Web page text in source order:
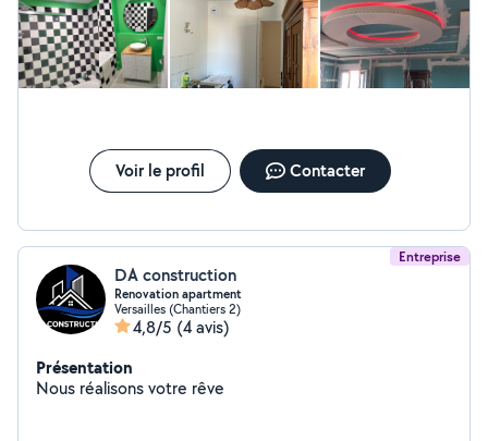
Voir le profil Contacter
Entreprise
DA construction
Renovation apartment
Versailles (Chantiers 2)
4,8/5 (4 avis)
Présentation
Nous réalisons votre rêve